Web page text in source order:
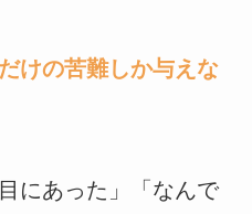
けの苦難しか与えな
にあった」「なんで